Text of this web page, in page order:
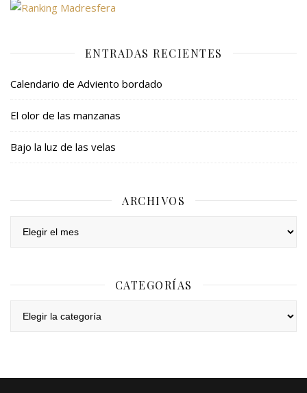
ENTRADAS RECIENTES
Calendario de Adviento bordado
El olor de las manzanas
Bajo la luz de las velas
ARCHIVOS
CATEGORÍAS